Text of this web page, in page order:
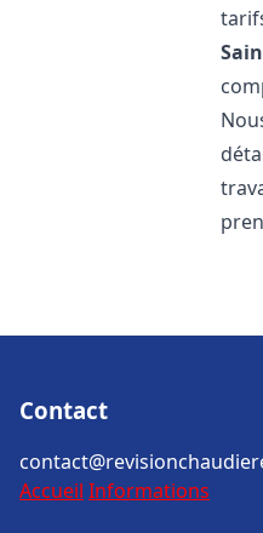
Contact
Accueil Informations